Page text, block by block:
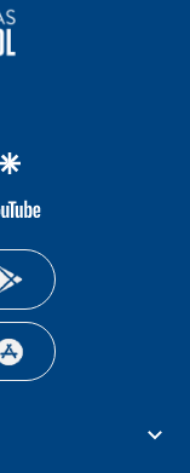
google
youtube-